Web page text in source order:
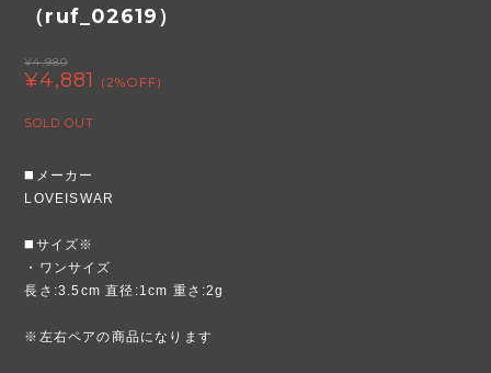
（ruf_02619）
¥4,980
¥4,881 (2%OFF)
SOLD OUT
◼️メーカー
LOVEISWAR
◼️サイズ※
・ワンサイズ
長さ:3.5cm 直径:1cm 重さ:2g
※左右ペアの商品になります